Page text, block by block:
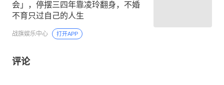
会」，停摆三四年靠凌玲翻身，不婚
不育只过自己的人生
战旗娱乐中心 打开APP
评论